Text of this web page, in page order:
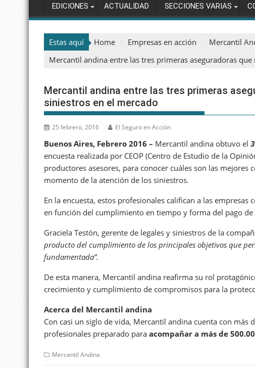
EDICIONES ACTUALIDAD SECCIONES VARIAS
Estas aquí Home Empresas en acción
Mercantil
Mercantil andina entre las tres primeras aseguradoras
Mercantil andina entre las tres primeras
siniestros en el mercado
25 febrero, 2016 El Seguro en Acción
Buenos Aires, Febrero 2016 – Mercantil andina obtuvo el
encuesta realizada por CEOP (Centro de Estudio de la
productores asesores, para conocer cuáles son las mejores
momento de la atención de los siniestros.
En la encuesta, estos profesionales califican a las empresas
en función del cumplimiento en tiempo y forma del pago de
Graciela Testón, gerente de legales y siniestros de la
producto del cumplimiento de los principales objetivos que
fundamentada”.
De esta manera, Mercantil andina reafirma su rol
crecimiento y cumplimiento de compromisos para la
Acerca del Mercantil andina
Con casi un siglo de vida, Mercantil andina cuenta con más
profesionales preparado para acompañar a más de
Mercantil Andina